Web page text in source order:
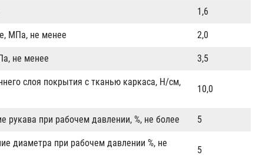
1,6
МПа, не менее 2,0
не менее 3,5
слоя покрытия с тканью каркаса, Н/см,
10,0
рукава при рабочем давлении, %, не более 5
диаметра при рабочем давлении %, не
5